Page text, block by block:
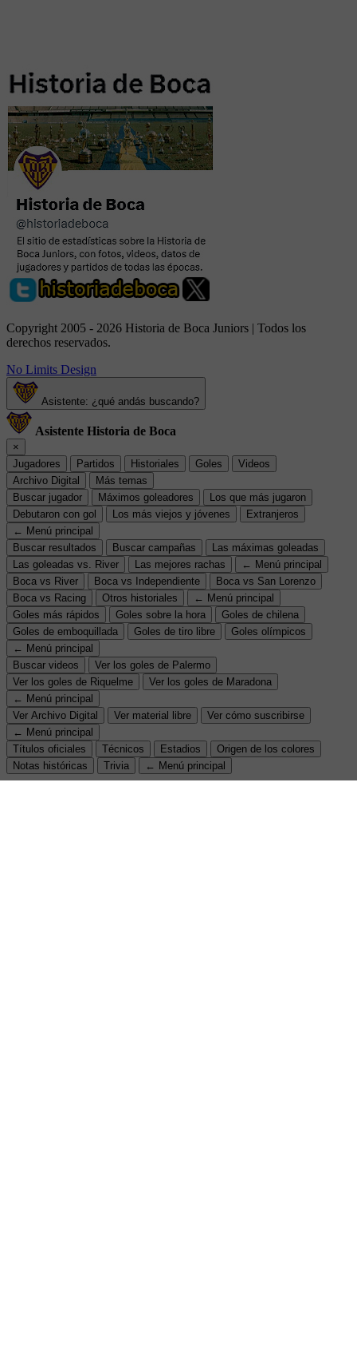
Copyright 2005 - 2026 Historia de Boca Juniors | Todos los
derechos reservados.
No Limits Design
Asistente: ¿qué andás buscando?
Asistente Historia de Boca
×
Jugadores
Partidos Historiales Goles
Videos
Archivo Digital
Más temas
Buscar jugador
Máximos goleadores
Los que más jugaron
Debutaron con gol
Los más viejos y jóvenes
Extranjeros
← Menú principal
Buscar resultados
Buscar campañas
Las máximas goleadas
Las goleadas vs. River
Las mejores rachas
← Menú principal
Boca vs River
Boca vs Independiente
Boca vs San Lorenzo
Boca vs Racing
Otros historiales
← Menú principal
Goles más rápidos
Goles sobre la hora
Goles de chilena
Goles de emboquillada
Goles de tiro libre
Goles olímpicos
← Menú principal
Buscar videos
Ver los goles de Palermo
Ver los goles de Riquelme
Ver los goles de Maradona
← Menú principal
Ver Archivo Digital
Ver material libre
Ver cómo suscribirse
← Menú principal
Títulos oficiales
Técnicos Estadios
Origen de los colores
Notas históricas
Trivia ← Menú principal